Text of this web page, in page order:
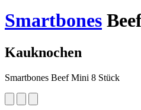
Smartbones
Kauknochen
Smartbones Beef Mini 8 Stück